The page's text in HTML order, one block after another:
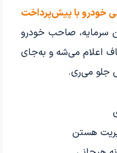
خودرو با پیش‌پرداخت
سرمایه، صاحب خودرو
اعلام می‌شه و به‌جای
جلو می‌ری.
هستن